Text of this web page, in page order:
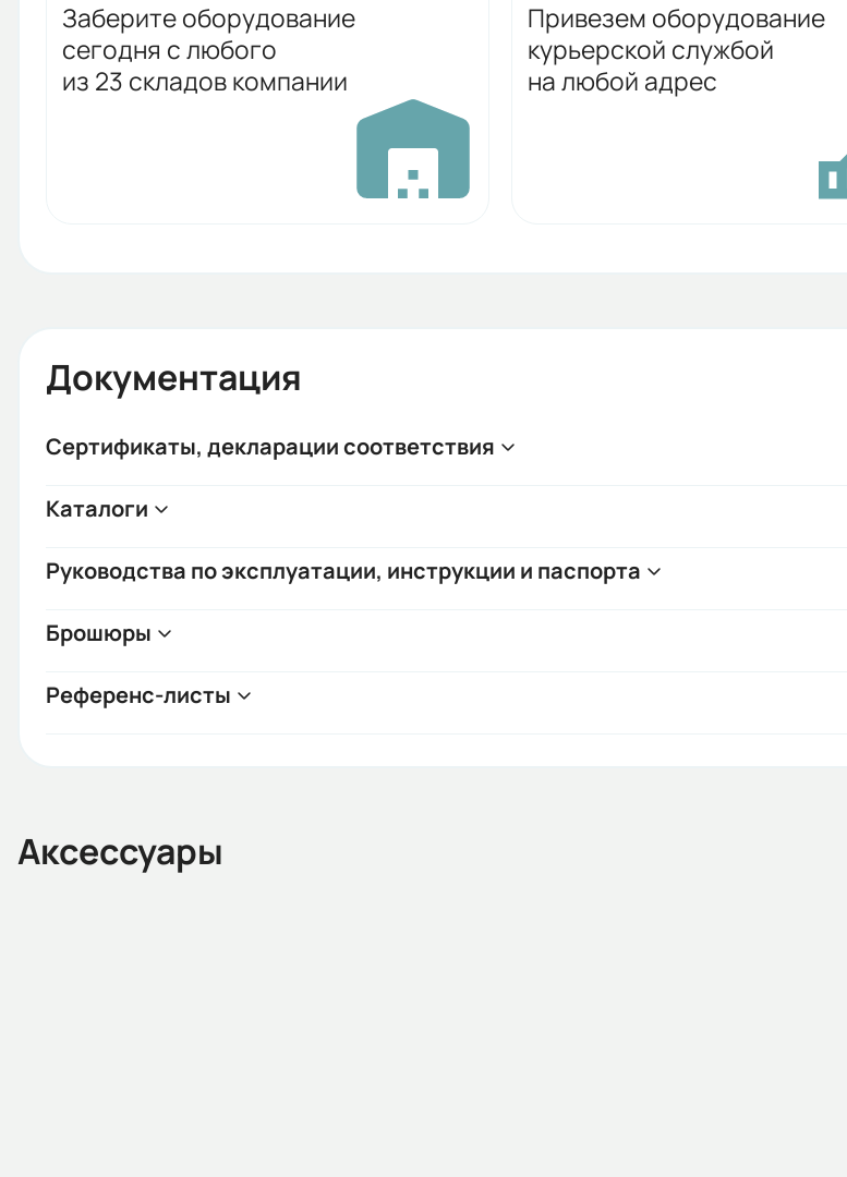
Заберите оборудование
сегодня с любого
из 23 складов компании
Привезем оборудование
курьерской службой
на любой адрес
Документация
Сертификаты, декларации соответствия
Каталоги
Руководства по эксплуатации, инструкции и паспорта
Брошюры
Референс-листы
Аксессуары